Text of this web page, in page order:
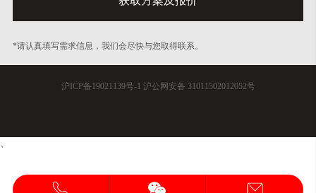
*请认真填写需求信息，我们会尽快与您取得联系。
沪ICP备19021139号-1 沪公网安备 31011502012052号
、